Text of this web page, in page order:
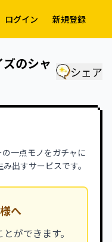
ログイン 新規登録
のシャ
シェア
一点モノをガチャに
出すサービスです。
へ
ができます。